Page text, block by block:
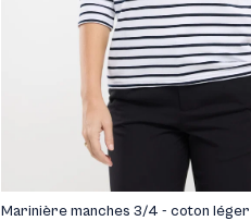
Marinière manches 3/4 - coton léger